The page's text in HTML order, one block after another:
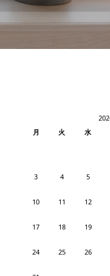
月
火 水
3 4 5
10 11 12
17 18 19
24 25 26